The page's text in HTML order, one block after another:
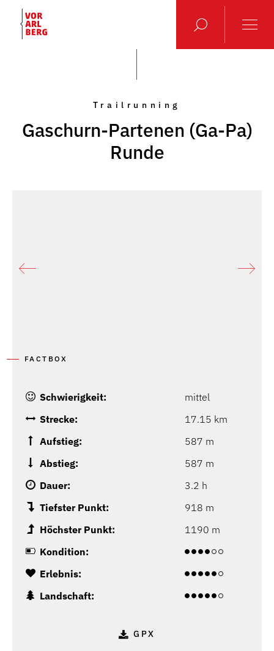
Trailrunning
Gaschurn-Partenen (Ga-Pa)
Runde
FACTBOX
Schwierigkeit:
mittel
Strecke:
17.15 km
Aufstieg:
587 m
Abstieg:
587 m
Dauer:
3.2 h
Tiefster Punkt:
918 m
Höchster Punkt:
1190 m
Kondition:
Erlebnis:
Landschaft:
GPX